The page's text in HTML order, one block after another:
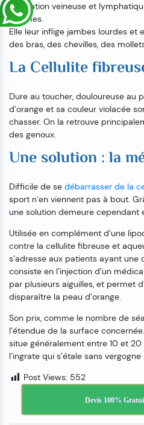
circulation veineuse et
victimes.
Elle leur inflige jambes lourdes et
des bras, des chevilles, des
La Cellulite
Dure au toucher, douloureuse au
d’orange et sa couleur violacée
chasser. On la retrouve
des genoux.
Une solution : la
Difficile de se débarrasser de la
sport n’en viennent pas à bout.
une solution demeure cependant
Utilisée en complément d’une
contre la cellulite fibreuse et
s’adresse aux patients ayant une
consiste en l’injection d’un
par plusieurs aiguilles, et permet
disparaître la peau d’orange.
Son prix, comme le nombre de
l’étendue de la surface
situe généralement entre 10 et
l’ingrate qui s’étale sans
Post Views: 552
Devis 100%